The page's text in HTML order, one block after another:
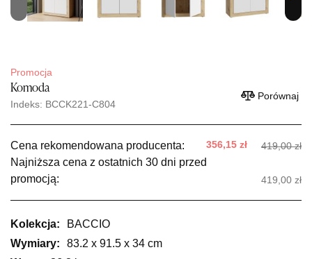
Promocja
Komoda
Indeks: BCCK221-C804
Porównaj
Cena rekomendowana producenta: 356,15 zł 419,00 zł
Najniższa cena z ostatnich 30 dni przed
promocją:
419,00 zł
Kolekcja:
BACCIO
Wymiary:
83.2 x 91.5 x 34 cm